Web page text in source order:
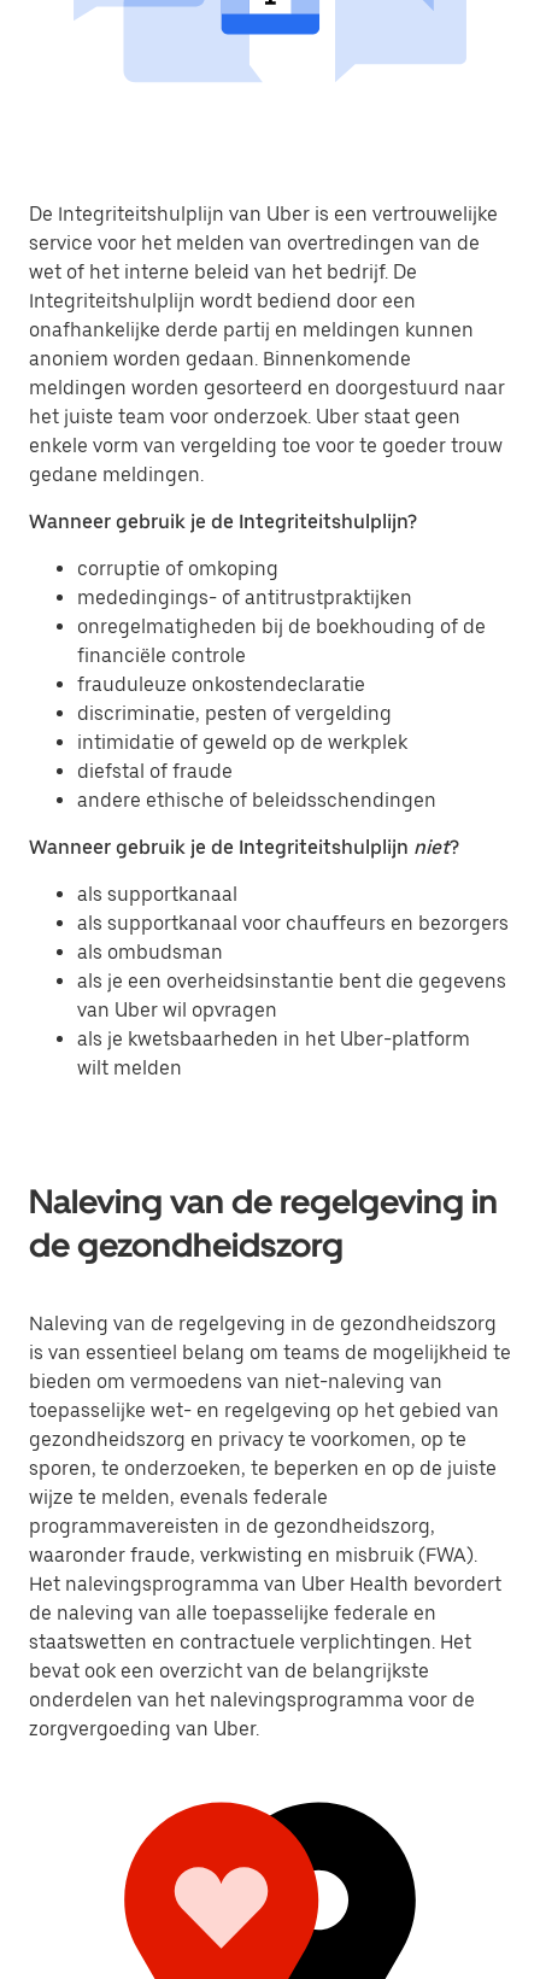
De Integriteitshulplijn van Uber is een vertrouwelijke
service voor het melden van overtredingen van de
wet of het interne beleid van het bedrijf. De
Integriteitshulplijn wordt bediend door een
onafhankelijke derde partij en meldingen kunnen
anoniem worden gedaan. Binnenkomende
meldingen worden gesorteerd en doorgestuurd naar
het juiste team voor onderzoek. Uber staat geen
enkele vorm van vergelding toe voor te goeder trouw
gedane meldingen.
Wanneer gebruik je de Integriteitshulplijn?
corruptie of omkoping
mededingings- of antitrustpraktijken
onregelmatigheden bij de boekhouding of de
financiële controle
frauduleuze onkostendeclaratie
discriminatie, pesten of vergelding
intimidatie of geweld op de werkplek
diefstal of fraude
andere ethische of beleidsschendingen
Wanneer gebruik je de Integriteitshulplijn niet?
als supportkanaal
als supportkanaal voor chauffeurs en bezorgers
als ombudsman
als je een overheidsinstantie bent die gegevens
van Uber wil opvragen
als je kwetsbaarheden in het Uber-platform
wilt melden
Naleving van de regelgeving in
de gezondheidszorg
Naleving van de regelgeving in de gezondheidszorg
is van essentieel belang om teams de mogelijkheid te
bieden om vermoedens van niet-naleving van
toepasselijke wet- en regelgeving op het gebied van
gezondheidszorg en privacy te voorkomen, op te
sporen, te onderzoeken, te beperken en op de juiste
wijze te melden, evenals federale
programmavereisten in de gezondheidszorg,
waaronder fraude, verkwisting en misbruik (FWA).
Het nalevingsprogramma van Uber Health bevordert
de naleving van alle toepasselijke federale en
staatswetten en contractuele verplichtingen. Het
bevat ook een overzicht van de belangrijkste
onderdelen van het nalevingsprogramma voor de
zorgvergoeding van Uber.